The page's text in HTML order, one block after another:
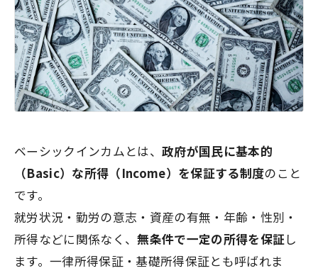
ベーシックインカムとは、政府が国民に基本的
（Basic）な所得（Income）を保証する制度のこと
です。
就労状況・勤労の意志・資産の有無・年齢・性別・
所得などに関係なく、無条件で一定の所得を保証し
ます。一律所得保証・基礎所得保証とも呼ばれま